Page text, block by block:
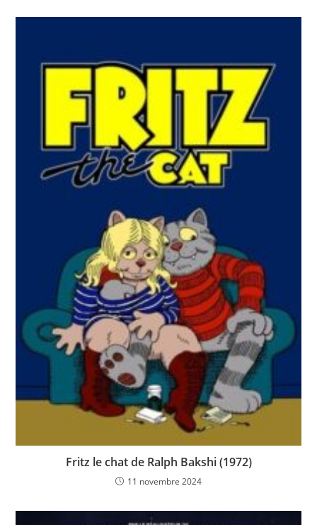
Fritz le chat de Ralph Bakshi (1972)
11 novembre 2024